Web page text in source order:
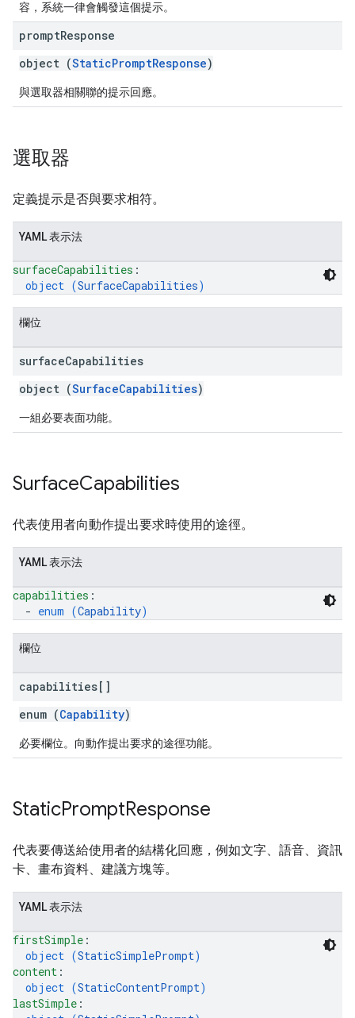
容，系統一律會觸發這個提示。
promptResponse
object (StaticPromptResponse)
與選取器相關聯的提示回應。
選取器
定義提示是否與要求相符。
YAML 表示法
surfaceCapabilities :
object (SurfaceCapabilities)
欄位
surfaceCapabilities
object (SurfaceCapabilities)
一組必要表面功能。
SurfaceCapabilities
代表使用者向動作提出要求時使用的途徑。
YAML 表示法
capabilities :
  -
enum (Capability)
欄位
capabilities[]
enum (Capability)
必要欄位。向動作提出要求的途徑功能。
StaticPromptResponse
代表要傳送給使用者的結構化回應，例如文字、語音、資訊
卡、畫布資料、建議方塊等。
YAML 表示法
firstSimple :
object (StaticSimplePrompt)
content :
object (StaticContentPrompt)
lastSimple :